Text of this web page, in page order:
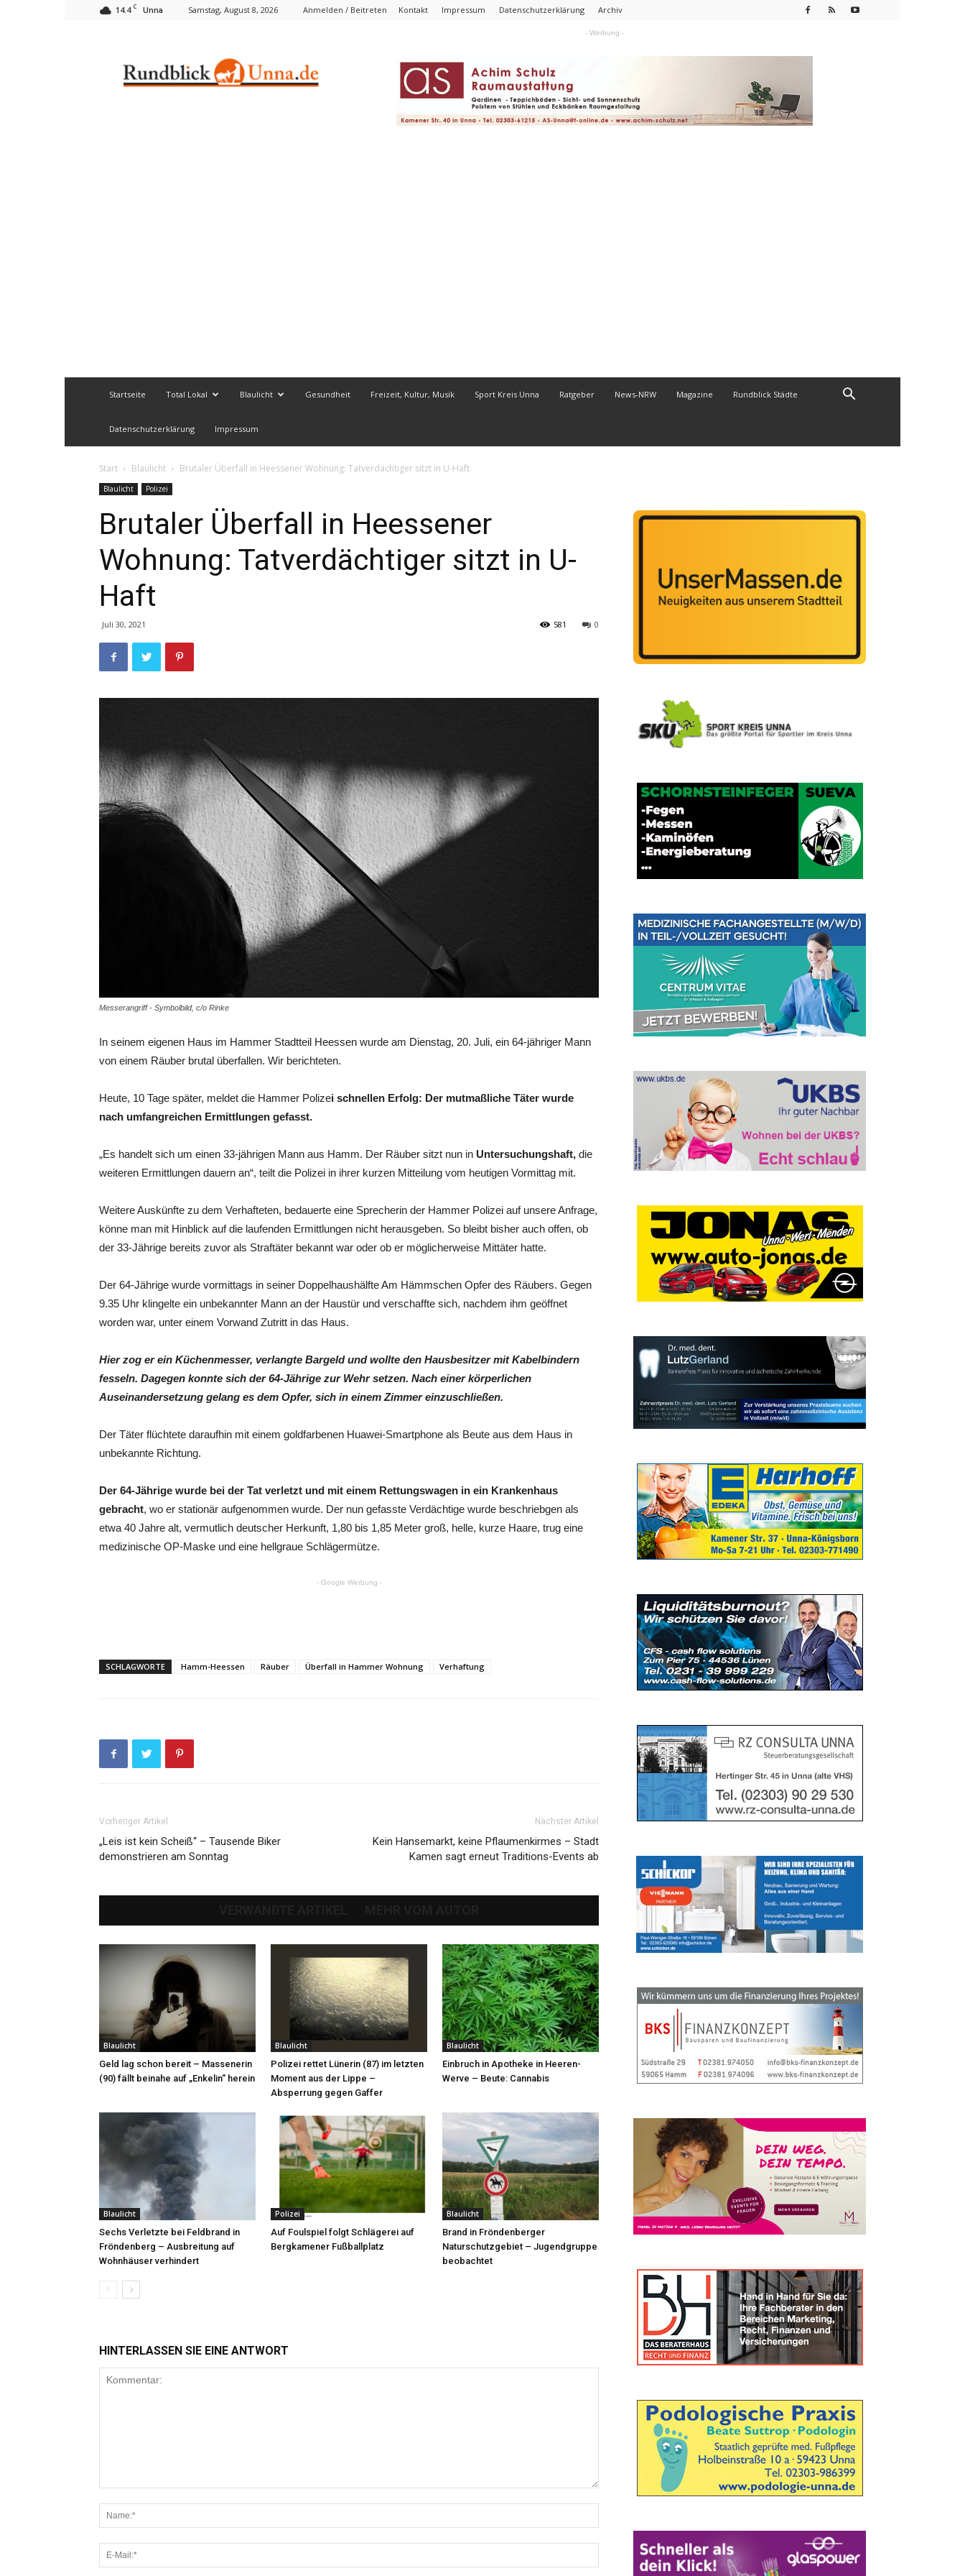
14.4 C Unna Samstag, August 8, 2026 Anmelden / Beitreten Kontakt Impressum Datenschutzerklärung Archiv
- Werbung -
Startseite Total Lokal Blaulicht Gesundheit Freizeit, Kultur, Musik Sport Kreis Unna Ratgeber News-NRW Magazine Rundblick Städte
Datenschutzerklärung Impressum
Start Blaulicht Brutaler Überfall in Heessener Wohnung: Tatverdächtiger sitzt in U-Haft
Blaulicht Polizei
Brutaler Überfall in Heessener
Wohnung: Tatverdächtiger sitzt in U-
Haft
Juli 30, 2021 0
581
Messerangriff - Symbolbild, c/o Rinke
In seinem eigenen Haus im Hammer Stadtteil Heessen wurde am Dienstag, 20. Juli, ein 64-jähriger Mann
von einem Räuber brutal überfallen. Wir berichteten.
Heute, 10 Tage später, meldet die Hammer Polizei schnellen Erfolg: Der mutmaßliche Täter wurde
nach umfangreichen Ermittlungen gefasst.
„Es handelt sich um einen 33-jährigen Mann aus Hamm. Der Räuber sitzt nun in Untersuchungshaft, die
weiteren Ermittlungen dauern an“, teilt die Polizei in ihrer kurzen Mitteilung vom heutigen Vormittag mit.
Weitere Auskünfte zu dem Verhafteten, bedauerte eine Sprecherin der Hammer Polizei auf unsere Anfrage,
könne man mit Hinblick auf die laufenden Ermittlungen nicht herausgeben. So bleibt bisher auch offen, ob
der 33-Jährige bereits zuvor als Straftäter bekannt war oder ob er möglicherweise Mittäter hatte.
Der 64-Jährige wurde vormittags in seiner Doppelhaushälfte Am Hämmschen Opfer des Räubers. Gegen
9.35 Uhr klingelte ein unbekannter Mann an der Haustür und verschaffte sich, nachdem ihm geöffnet
worden war, unter einem Vorwand Zutritt in das Haus.
Hier zog er ein Küchenmesser, verlangte Bargeld und wollte den Hausbesitzer mit Kabelbindern
fesseln. Dagegen konnte sich der 64-Jährige zur Wehr setzen. Nach einer körperlichen
Auseinandersetzung gelang es dem Opfer, sich in einem Zimmer einzuschließen.
Der Täter flüchtete daraufhin mit einem goldfarbenen Huawei-Smartphone als Beute aus dem Haus in
unbekannte Richtung.
Der 64-Jährige wurde bei der Tat verletzt und mit einem Rettungswagen in ein Krankenhaus
gebracht, wo er stationär aufgenommen wurde. Der nun gefasste Verdächtige wurde beschriebgen als
etwa 40 Jahre alt, vermutlich deutscher Herkunft, 1,80 bis 1,85 Meter groß, helle, kurze Haare, trug eine
medizinische OP-Maske und eine hellgraue Schlägermütze.
- Google Werbung -
SCHLAGWORTE Hamm-Heessen Räuber Überfall in Hammer Wohnung Verhaftung
Vorheriger Artikel
„Leis ist kein Scheiß“ – Tausende Biker
demonstrieren am Sonntag
Nächster Artikel
Kein Hansemarkt, keine Pflaumenkirmes – Stadt
Kamen sagt erneut Traditions-Events ab
Blaulicht
Geld lag schon bereit – Massenerin
(90) fällt beinahe auf „Enkelin“ herein
Blaulicht
Polizei rettet Lünerin (87) im letzten
Moment aus der Lippe –
Absperrung gegen Gaffer
Blaulicht
Einbruch in Apotheke in Heeren-
Werve – Beute: Cannabis
Blaulicht
Sechs Verletzte bei Feldbrand in
Fröndenberg – Ausbreitung auf
Wohnhäuser verhindert
Polizei
Auf Foulspiel folgt Schlägerei auf
Bergkamener Fußballplatz
Blaulicht
Brand in Fröndenberger
Naturschutzgebiet – Jugendgruppe
beobachtet
HINTERLASSEN SIE EINE ANTWORT